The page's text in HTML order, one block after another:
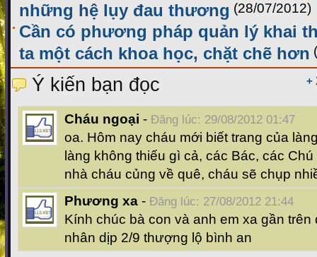
những hệ lụy đau thương (28/07/2012)
Cần có phương pháp quản lý khai
ta một cách khoa học, chặt chẽ hơn
+
Ý kiến bạn đọc
Cháu ngoại - Đăng lúc: 29/08/2012 01:47
oa. Hôm nay cháu mới biết trang của
làng không thiếu gì cả, các Bác, các
nhà cháu củng về quê, cháu sẽ chụp
Phương xa - Đăng lúc: 27/08/2012 21:44
Kính chúc bà con và anh em xa gần
nhân dịp 2/9 thượng lộ bình an